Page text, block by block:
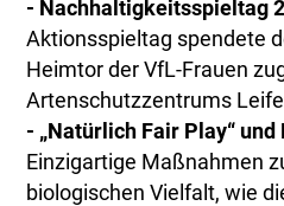
- Nachhaltigkeitsspieltag
Aktionsspieltag spendete
Heimtor der VfL-Frauen
Artenschutzzentrums
- „Natürlich Fair Play“
Einzigartige Maßnahmen
biologischen Vielfalt, wie